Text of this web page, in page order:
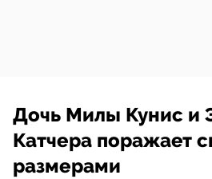
Дочь Милы Кунис и
Катчера поражает
размерами